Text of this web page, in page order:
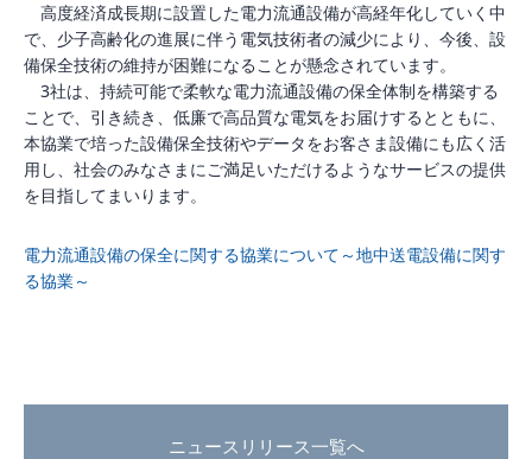
高度経済成長期に設置した電力流通設備が高経年化していく中
で、少子高齢化の進展に伴う電気技術者の減少により、今後、設
備保全技術の維持が困難になることが懸念されています。
3社は、持続可能で柔軟な電力流通設備の保全体制を構築する
ことで、引き続き、低廉で高品質な電気をお届けするとともに、
本協業で培った設備保全技術やデータをお客さま設備にも広く活
用し、社会のみなさまにご満足いただけるようなサービスの提供
を目指してまいります。
電力流通設備の保全に関する協業について～地中送電設備に関す
る協業～
ニュースリリース一覧へ